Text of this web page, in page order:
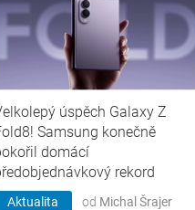
úspěch Galaxy Z
Samsung konečně
domácí
rekord
Aktualita od Michal Šrajer